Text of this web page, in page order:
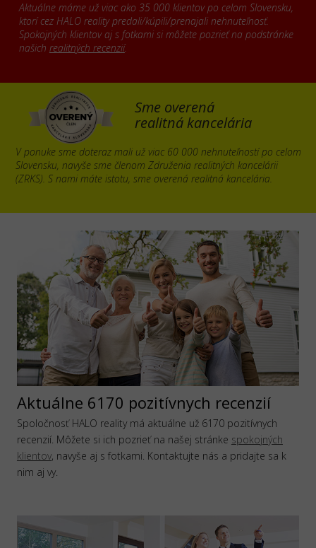
Aktuálne máme už viac ako 35 000 klientov po celom Slovensku,
ktorí cez HALO reality predali/kúpili/prenajali nehnuteľnosť.
Spokojných klientov aj s fotkami si môžete pozrieť na podstránke
našich realitných recenzií.
Sme overená
realitná kancelária
V ponuke sme doteraz mali už viac 60 000 nehnuteľností po celom
Slovensku, navyše sme členom Združenia realitných kancelárii
(ZRKS). S nami máte istotu, sme overená realitná kancelária.
Aktuálne 6170 pozitívnych recenzií
Spoločnosť HALO reality má aktuálne už 6170 pozitívnych
recenzií. Môžete si ich pozrieť na našej stránke spokojných
klientov, navyše aj s fotkami. Kontaktujte nás a pridajte sa k
nim aj vy.